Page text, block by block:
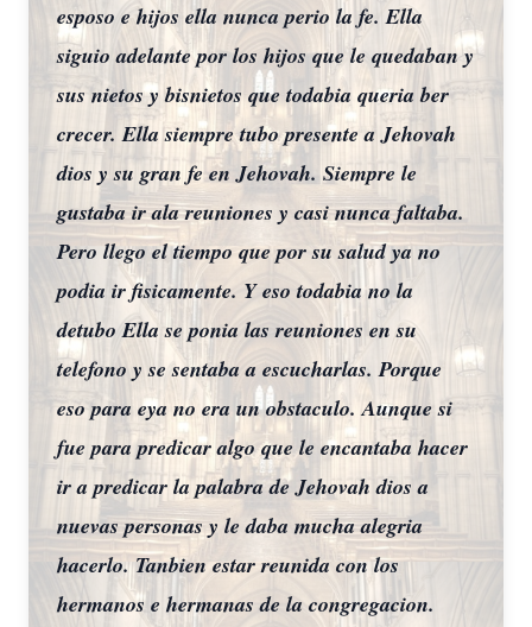
Close
esposo e hijos ella nunca perio la fe. Ella
siguio adelante por los hijos que le quedaban y
sus nietos y bisnietos que todabia queria ber
crecer. Ella siempre tubo presente a Jehovah
dios y su gran fe en Jehovah. Siempre le
gustaba ir ala reuniones y casi nunca faltaba.
Pero llego el tiempo que por su salud ya no
podia ir fisicamente. Y eso todabia no la
detubo Ella se ponia las reuniones en su
telefono y se sentaba a escucharlas. Porque
eso para eya no era un obstaculo. Aunque si
fue para predicar algo que le encantaba hacer
ir a predicar la palabra de Jehovah dios a
nuevas personas y le daba mucha alegria
hacerlo. Tanbien estar reunida con los
hermanos e hermanas de la congregacion.